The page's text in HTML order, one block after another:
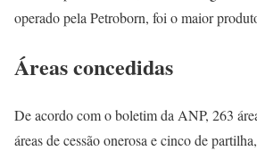
operado pela Petroborn, foi o maior
Áreas concedidas
De acordo com o boletim da ANP, 263
áreas de cessão onerosa e cinco de